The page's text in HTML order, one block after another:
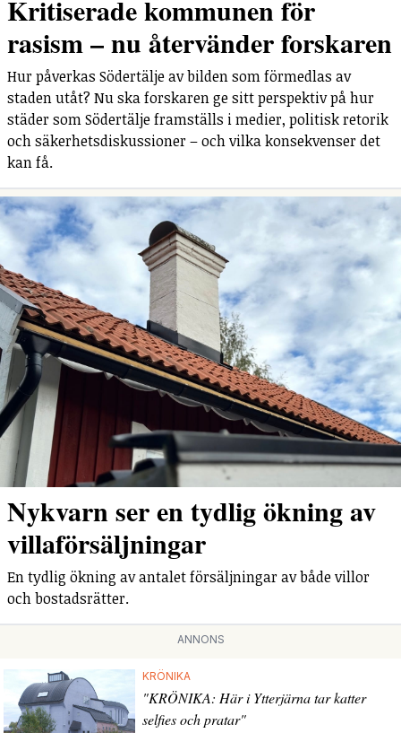
Kritiserade kommunen för
rasism – nu återvänder forskaren
Hur påverkas Södertälje av bilden som förmedlas av
staden utåt? Nu ska forskaren ge sitt perspektiv på hur
städer som Södertälje framställs i medier, politisk retorik
och säkerhetsdiskussioner – och vilka konsekvenser det
kan få.
Nykvarn ser en tydlig ökning av
villaförsäljningar
En tydlig ökning av antalet försäljningar av både villor
och bostadsrätter.
ANNONS
KRÖNIKA
"KRÖNIKA: Här i Ytterjärna tar katter
selfies och pratar"